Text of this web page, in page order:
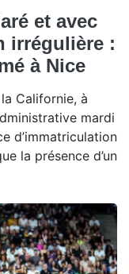
et avec
irrégulière :
à Nice
Californie, à
mardi
d’immatriculation
la présence d’un